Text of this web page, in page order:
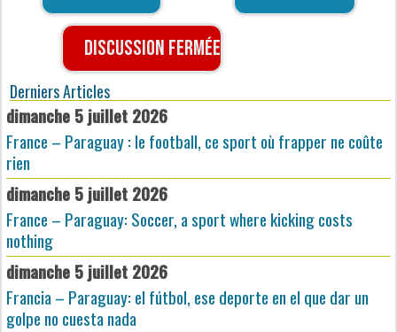
Discussion fermée
Derniers Articles
dimanche 5 juillet 2026
France – Paraguay : le football, ce sport où frapper ne coûte
rien
dimanche 5 juillet 2026
France – Paraguay: Soccer, a sport where kicking costs
nothing
dimanche 5 juillet 2026
Francia – Paraguay: el fútbol, ese deporte en el que dar un
golpe no cuesta nada